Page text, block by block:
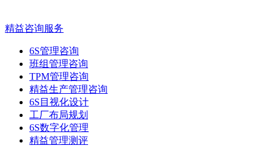
精益咨询服务
6S管理咨询
班组管理咨询
TPM管理咨询
精益生产管理咨询
6S目视化设计
工厂布局规划
6S数字化管理
精益管理测评